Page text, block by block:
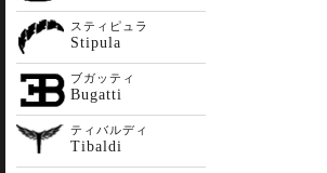
スティピュラ
Stipula
ブガッティ
Bugatti
ティバルディ
Tibaldi